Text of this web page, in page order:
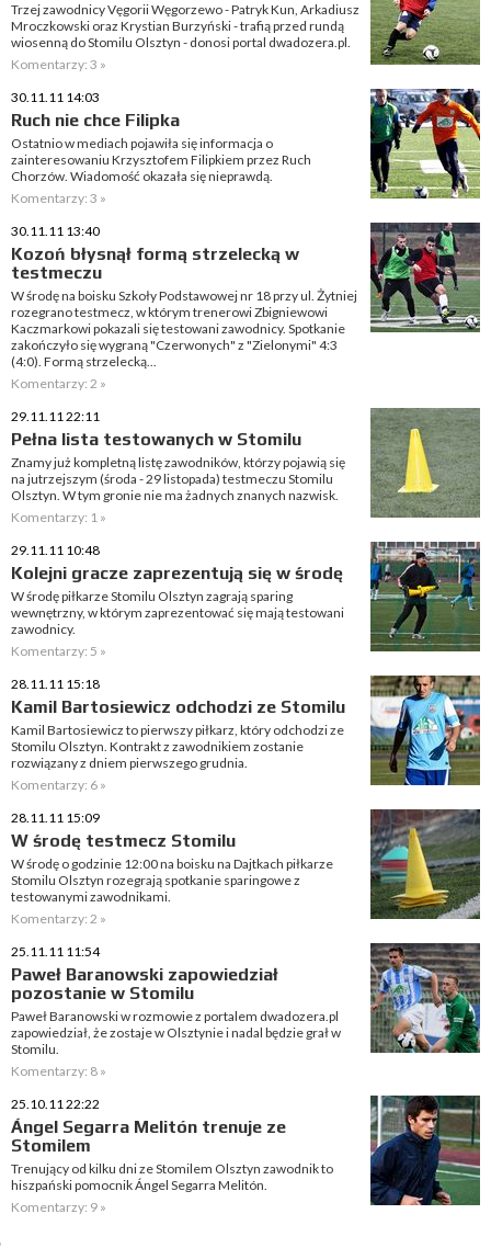
Trzej zawodnicy Vęgorii Węgorzewo - Patryk Kun, Arkadiusz
Mroczkowski oraz Krystian Burzyński - trafią przed rundą
wiosenną do Stomilu Olsztyn - donosi portal dwadozera.pl.
Komentarzy: 3 »
30.11.11 14:03
Ruch nie chce Filipka
Ostatnio w mediach pojawiła się informacja o
zainteresowaniu Krzysztofem Filipkiem przez Ruch
Chorzów. Wiadomość okazała się nieprawdą.
Komentarzy: 3 »
30.11.11 13:40
Kozoń błysnął formą strzelecką w
testmeczu
W środę na boisku Szkoły Podstawowej nr 18 przy ul. Żytniej
rozegrano testmecz, w którym trenerowi Zbigniewowi
Kaczmarkowi pokazali się testowani zawodnicy. Spotkanie
zakończyło się wygraną "Czerwonych" z "Zielonymi" 4:3
(4:0). Formą strzelecką...
Komentarzy: 2 »
29.11.11 22:11
Pełna lista testowanych w Stomilu
Znamy już kompletną listę zawodników, którzy pojawią się
na jutrzejszym (środa - 29 listopada) testmeczu Stomilu
Olsztyn. W tym gronie nie ma żadnych znanych nazwisk.
Komentarzy: 1 »
29.11.11 10:48
Kolejni gracze zaprezentują się w środę
W środę piłkarze Stomilu Olsztyn zagrają sparing
wewnętrzny, w którym zaprezentować się mają testowani
zawodnicy.
Komentarzy: 5 »
28.11.11 15:18
Kamil Bartosiewicz odchodzi ze Stomilu
Kamil Bartosiewicz to pierwszy piłkarz, który odchodzi ze
Stomilu Olsztyn. Kontrakt z zawodnikiem zostanie
rozwiązany z dniem pierwszego grudnia.
Komentarzy: 6 »
28.11.11 15:09
W środę testmecz Stomilu
W środę o godzinie 12:00 na boisku na Dajtkach piłkarze
Stomilu Olsztyn rozegrają spotkanie sparingowe z
testowanymi zawodnikami.
Komentarzy: 2 »
25.11.11 11:54
Paweł Baranowski zapowiedział
pozostanie w Stomilu
Paweł Baranowski w rozmowie z portalem dwadozera.pl
zapowiedział, że zostaje w Olsztynie i nadal będzie grał w
Stomilu.
Komentarzy: 8 »
25.10.11 22:22
Ángel Segarra Melitón trenuje ze
Stomilem
Trenujący od kilku dni ze Stomilem Olsztyn zawodnik to
hiszpański pomocnik Ángel Segarra Melitón.
Komentarzy: 9 »